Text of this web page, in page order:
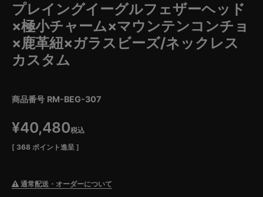
プレイングイーグルフェザーヘッド
×極小チャーム×マウンテンコンチョ
×鹿革紐×ガラスビーズ/ネックレス
カスタム
商品番号 RM-BEG-307
¥40,480税込
[ 368 ポイント進呈 ]
通常配送・オーダーについて